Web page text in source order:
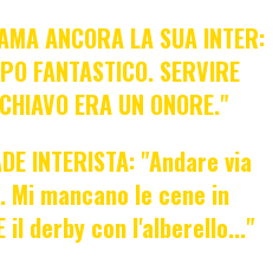
ANCORA LA SUA INTER:
FANTASTICO. SERVIRE
ERA UN ONORE."
INTERISTA: "Andare via
mancano le cene in
il derby con l'alberello..."